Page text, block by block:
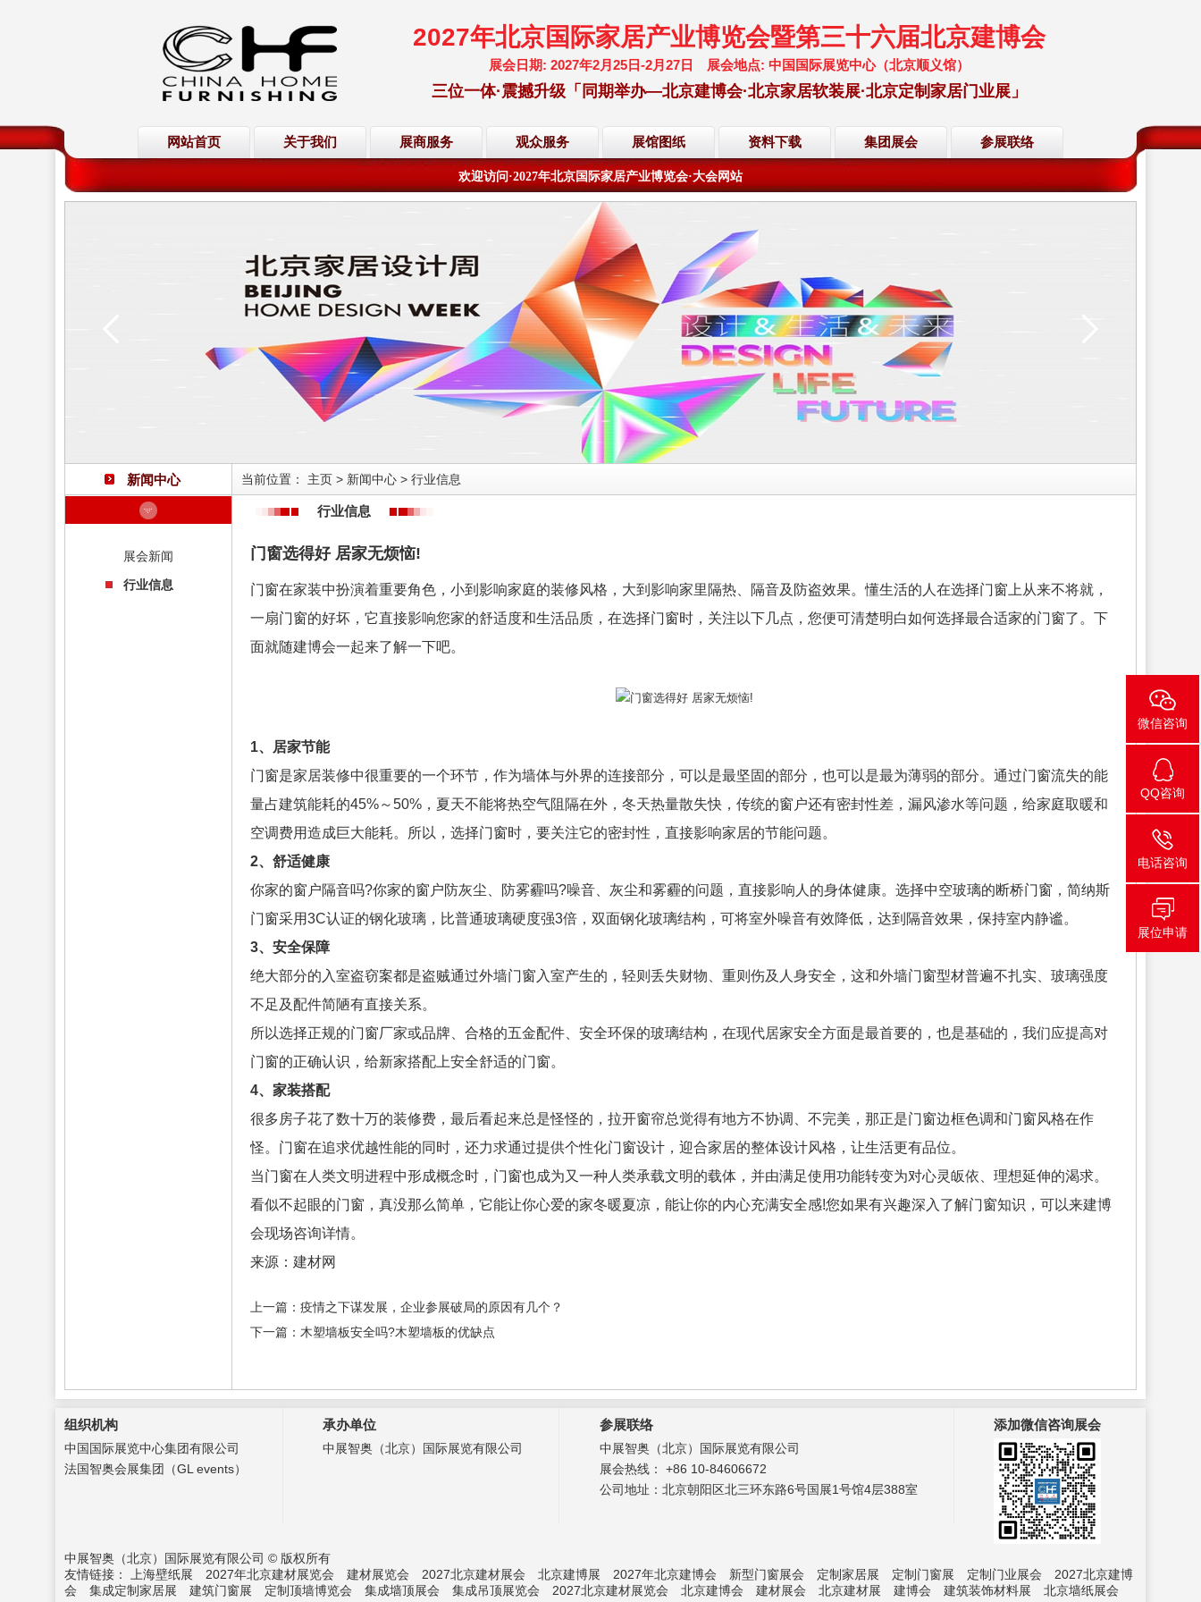
2027年北京国际家居产业博览会暨第三十六届北京建博会
展会日期: 2027年2月25日-2月27日 展会地点: 中国国际展览中心（北京顺义馆）
三位一体·震撼升级「同期举办—北京建博会·北京家居软装展·北京定制家居门业展」
网站首页 关于我们 展商服务 观众服务 展馆图纸 资料下载 集团展会 参展联络
倒计时·距离展会开幕还有 天22小时37
欢迎访问·2027年北京国际家居产业博览会·大会网站
倒计时·距离展会开幕还有
新闻中心
展会新闻
行业信息
当前位置： 主页 > 新闻中心 > 行业信息
行业信息
门窗选得好 居家无烦恼!
门窗在家装中扮演着重要角色，小到影响家庭的装修风格，大到影响家里隔热、隔音及防盗效果。懂生活的人在选择门窗上从来不将就，
一扇门窗的好坏，它直接影响您家的舒适度和生活品质，在选择门窗时，关注以下几点，您便可清楚明白如何选择最合适家的门窗了。下
面就随建博会一起来了解一下吧。
1、居家节能
门窗是家居装修中很重要的一个环节，作为墙体与外界的连接部分，可以是最坚固的部分，也可以是最为薄弱的部分。通过门窗流失的能
量占建筑能耗的45%～50%，夏天不能将热空气阻隔在外，冬天热量散失快，传统的窗户还有密封性差，漏风渗水等问题，给家庭取暖和
空调费用造成巨大能耗。所以，选择门窗时，要关注它的密封性，直接影响家居的节能问题。
2、舒适健康
你家的窗户隔音吗?你家的窗户防灰尘、防雾霾吗?噪音、灰尘和雾霾的问题，直接影响人的身体健康。选择中空玻璃的断桥门窗，简纳斯
门窗采用3C认证的钢化玻璃，比普通玻璃硬度强3倍，双面钢化玻璃结构，可将室外噪音有效降低，达到隔音效果，保持室内静谧。
3、安全保障
绝大部分的入室盗窃案都是盗贼通过外墙门窗入室产生的，轻则丢失财物、重则伤及人身安全，这和外墙门窗型材普遍不扎实、玻璃强度
不足及配件简陋有直接关系。
所以选择正规的门窗厂家或品牌、合格的五金配件、安全环保的玻璃结构，在现代居家安全方面是最首要的，也是基础的，我们应提高对
门窗的正确认识，给新家搭配上安全舒适的门窗。
4、家装搭配
很多房子花了数十万的装修费，最后看起来总是怪怪的，拉开窗帘总觉得有地方不协调、不完美，那正是门窗边框色调和门窗风格在作
怪。门窗在追求优越性能的同时，还力求通过提供个性化门窗设计，迎合家居的整体设计风格，让生活更有品位。
当门窗在人类文明进程中形成概念时，门窗也成为又一种人类承载文明的载体，并由满足使用功能转变为对心灵皈依、理想延伸的渴求。
看似不起眼的门窗，真没那么简单，它能让你心爱的家冬暖夏凉，能让你的内心充满安全感!您如果有兴趣深入了解门窗知识，可以来建博
会现场咨询详情。
来源：建材网
上一篇：疫情之下谋发展，企业参展破局的原因有几个？
下一篇：木塑墙板安全吗?木塑墙板的优缺点
组织机构
中国国际展览中心集团有限公司
法国智奥会展集团（GL events）
承办单位
中展智奥（北京）国际展览有限公司
参展联络
中展智奥（北京）国际展览有限公司
展会热线： +86 10-84606672
公司地址：北京朝阳区北三环东路6号国展1号馆4层388室
添加微信咨询展会
中展智奥（北京）国际展览有限公司 © 版权所有
友情链接：
上海壁纸展 2027年北京建材展览会 建材展览会 2027北京建材展会 北京建博展 2027年北京建博会 新型门窗展会 定制家居展 定制门窗展 定制门业展会
2027北京建博
会
集成定制家居展 建筑门窗展 定制顶墙博览会 集成墙顶展会 集成吊顶展览会 2027北京建材展览会 北京建博会 建材展会 北京建材展 建博会 建筑装饰材料展 北京墙纸展会
微信咨询
QQ咨询
电话咨询
展位申请